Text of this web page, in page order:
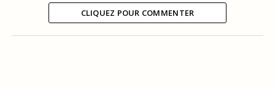
CLIQUEZ POUR COMMENTER